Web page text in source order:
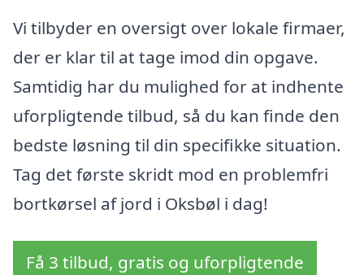
Vi tilbyder en oversigt over lokale firmaer,
der er klar til at tage imod din opgave.
Samtidig har du mulighed for at indhente
uforpligtende tilbud, så du kan finde den
bedste løsning til din specifikke situation.
Tag det første skridt mod en problemfri
bortkørsel af jord i Oksbøl i dag!
Få 3 tilbud, gratis og uforpligtende